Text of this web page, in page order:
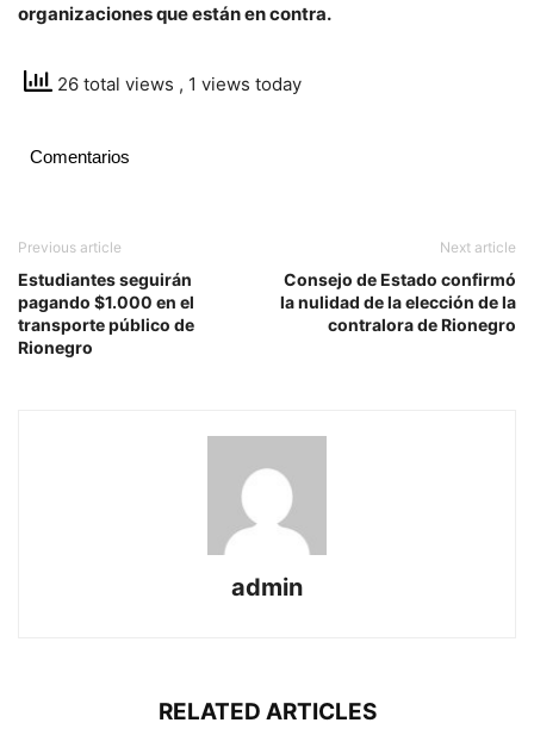
organizaciones que están en contra.
26 total views , 1 views today
Comentarios
Previous article
Estudiantes seguirán
pagando $1.000 en el
transporte público de
Rionegro
Next article
Consejo de Estado confirmó
la nulidad de la elección de la
contralora de Rionegro
admin
RELATED ARTICLES